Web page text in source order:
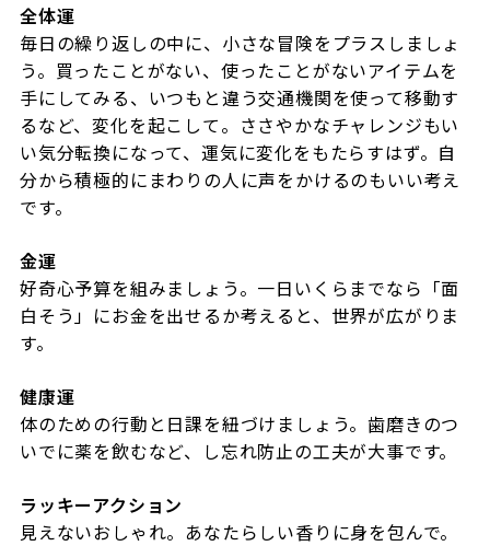
全体運
毎日の繰り返しの中に、小さな冒険をプラスしましょ
う。買ったことがない、使ったことがないアイテムを
手にしてみる、いつもと違う交通機関を使って移動す
るなど、変化を起こして。ささやかなチャレンジもい
い気分転換になって、運気に変化をもたらすはず。自
分から積極的にまわりの人に声をかけるのもいい考え
です。
金運
好奇心予算を組みましょう。一日いくらまでなら「面
白そう」にお金を出せるか考えると、世界が広がりま
す。
健康運
体のための行動と日課を紐づけましょう。歯磨きのつ
いでに薬を飲むなど、し忘れ防止の工夫が大事です。
ラッキーアクション
見えないおしゃれ。あなたらしい香りに身を包んで。